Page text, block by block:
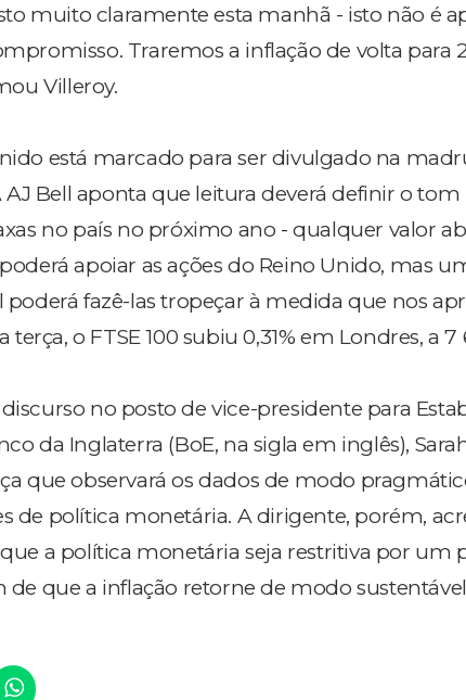
muito claramente esta manhã - isto não é
Traremos a inflação de volta para
Villeroy.
está marcado para ser divulgado na
AJ Bell aponta que leitura deverá definir o tom
no país no próximo ano - qualquer valor
apoiar as ações do Reino Unido, mas
poderá fazê-las tropeçar à medida que nos
terça, o FTSE 100 subiu 0,31% em Londres, a
no posto de vice-presidente para
da Inglaterra (BoE, na sigla em inglês),
que observará os dados de modo
de política monetária. A dirigente, porém,
a política monetária seja restritiva por um
de que a inflação retorne de modo